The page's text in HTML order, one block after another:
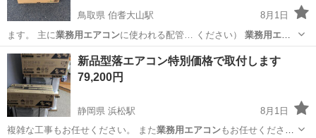
鳥取県 伯耆大山駅
8月1日
ます。 主に業務用エアコンに使われる配管… ください） 業務用エア
コンの取付を検討さ…
鳥取 米子市 伯耆大山駅 季節、空調家電
新品型落エアコン特別価格で取付します
79,200円
静岡県 浜松駅
8月1日
複雑な工事もお任せください。 また業務用エアコンもお任せくださ